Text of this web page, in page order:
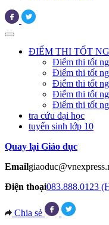
ĐIỂM THI TỐT
Điểm thi tốt
Điểm thi tốt
Điểm thi tốt
Điểm thi tốt
Điểm thi tốt
tra cứu đại học
tuyển sinh lớp 10
Quay lại Giáo dục
Email
Điện thoại083.888.0123
Chia sẻ